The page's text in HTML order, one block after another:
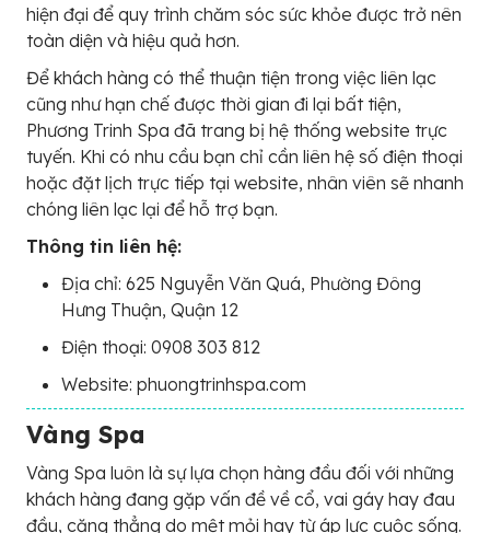
hiện đại để quy trình chăm sóc sức khỏe được trở nên
toàn diện và hiệu quả hơn.
Để khách hàng có thể thuận tiện trong việc liên lạc
cũng như hạn chế được thời gian đi lại bất tiện,
Phương Trinh Spa đã trang bị hệ thống website trực
tuyến. Khi có nhu cầu bạn chỉ cần liên hệ số điện thoại
hoặc đặt lịch trực tiếp tại website, nhân viên sẽ nhanh
chóng liên lạc lại để hỗ trợ bạn.
Thông tin liên hệ:
Địa chỉ: 625 Nguyễn Văn Quá, Phường Đông
Hưng Thuận, Quận 12
Điện thoại: 0908 303 812
Website: phuongtrinhspa.com
Vàng Spa
Vàng Spa luôn là sự lựa chọn hàng đầu đối với những
khách hàng đang gặp vấn đề về cổ, vai gáy hay đau
đầu, căng thẳng do mệt mỏi hay từ áp lực cuộc sống.